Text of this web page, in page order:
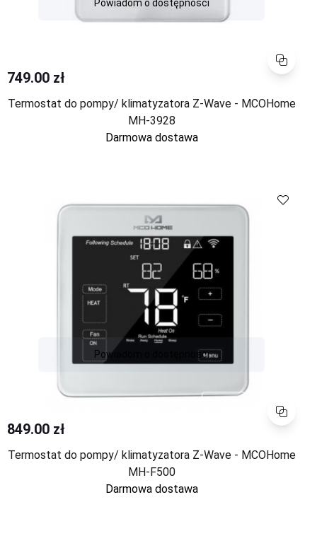
Porównaj
Powiadom o dostępności
749.00 zł
Termostat do pompy/ klimatyzatora Z-Wave - MCOHome
MH-3928
Darmowa dostawa
Porównaj
Powiadom o dostępności
849.00 zł
Termostat do pompy/ klimatyzatora Z-Wave - MCOHome
MH-F500
Darmowa dostawa